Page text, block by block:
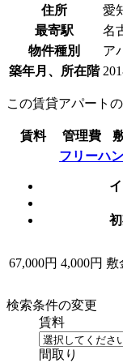
住所
愛
最寄駅
名
物件種別
ア
築年月、所在階
この賃貸アパート
賃料 管理費
フリーハ
67,000円 4,000円 敷
検索条件の変更
賃料
間取り